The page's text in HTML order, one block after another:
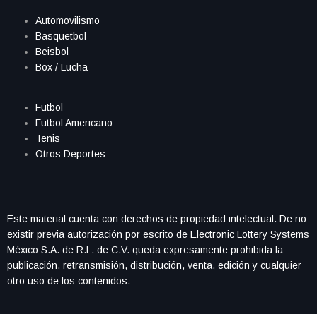
Automovilismo
Basquetbol
Beisbol
Box / Lucha
Futbol
Futbol Americano
Tenis
Otros Deportes
Este material cuenta con derechos de propiedad intelectual. De no
existir previa autorización por escrito de Electronic Lottery Systems
México S.A. de R.L. de C.V. queda expresamente prohibida la
publicación, retransmisión, distribución, venta, edición y cualquier
otro uso de los contenidos.